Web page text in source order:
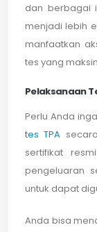
dan berbagai
menjadi lebih
manfaatkan
tes yang
Pelaksanaan
Perlu Anda
tes TPA
sertifikat
pengeluaran
untuk dapat
Anda bisa